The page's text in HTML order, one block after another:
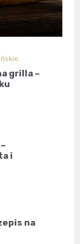
grilla –
i
na